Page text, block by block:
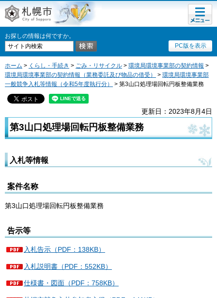
札幌市
お探しの情報は何ですか。
PC版を表示
メニュ
ー
ホーム > くらし・手続き > ごみ・リサイクル > 環境局環境事業部の契約情報 >
環境局環境事業部の契約情報（業務委託及び物品の借受）
> 環境局環境事業部
一般競争入札等情報（令和5年度執行分）
> 第3山口処理場回転円板整備業務
更新日：2023年8月4日
第3山口処理場回転円板整備業務
入札等情報
案件名称
第3山口処理場回転円板整備業務
告示等
入札告示（PDF：138KB）
入札説明書（PDF：552KB）
仕様書・図面（PDF：758KB）